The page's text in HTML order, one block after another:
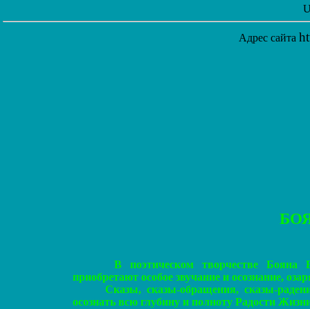
Адрес сайта
В поэтическом творчестве Бояна
приобретают особое звучание и осознание,
Сказы, сказы-обращения, сказы-
осознать всю глубину и полноту Радости